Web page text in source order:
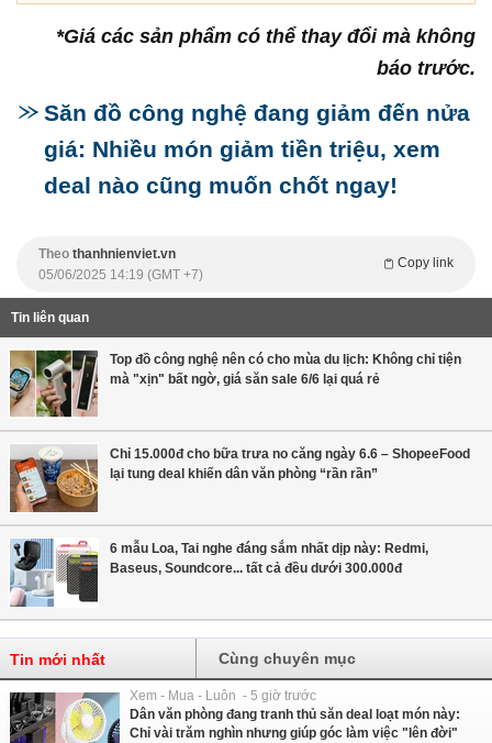
*Giá các sản phẩm có thể thay đổi mà không
báo trước.
Săn đồ công nghệ đang giảm đến nửa
giá: Nhiều món giảm tiền triệu, xem
deal nào cũng muốn chốt ngay!
Theo thanhnienviet.vn
Copy link
05/06/2025 14:19 (GMT +7)
Tin liên quan
Top đồ công nghệ nên có cho mùa du lịch: Không chỉ tiện
mà "xịn" bất ngờ, giá săn sale 6/6 lại quá rẻ
Chỉ 15.000đ cho bữa trưa no căng ngày 6.6 – ShopeeFood
lại tung deal khiến dân văn phòng “rần rần”
6 mẫu Loa, Tai nghe đáng sắm nhất dịp này: Redmi,
Baseus, Soundcore... tất cả đều dưới 300.000đ
Tin mới nhất Cùng chuyên mục
Xem - Mua - Luôn - 5 giờ trước
Dân văn phòng đang tranh thủ săn deal loạt món này:
Chỉ vài trăm nghìn nhưng giúp góc làm việc "lên đời"